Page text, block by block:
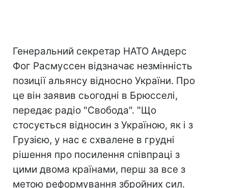
Генеральний секретар НАТО Андерс
Фог Расмуссен відзначає незмінність
позиції альянсу відносно України. Про
це він заявив сьогодні в Брюсселі,
передає радіо "Свобода". "Що
стосується відносин з Україною, як і з
Грузією, у нас є схвалене в грудні
рішення про посилення співпраці з
цими двома країнами, перш за все з
метою реформування збройних сил.